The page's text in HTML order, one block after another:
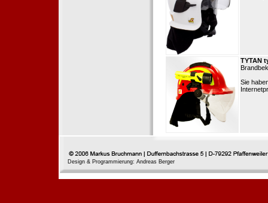
TYTAN
Sie
Design & Programmierung: Andreas Berger